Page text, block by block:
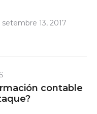
setembre 13, 2017
contable